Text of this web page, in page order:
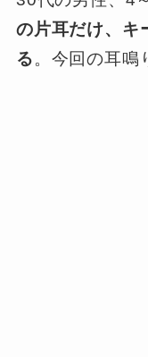
の片耳だけ、キ
る。今回の耳鳴